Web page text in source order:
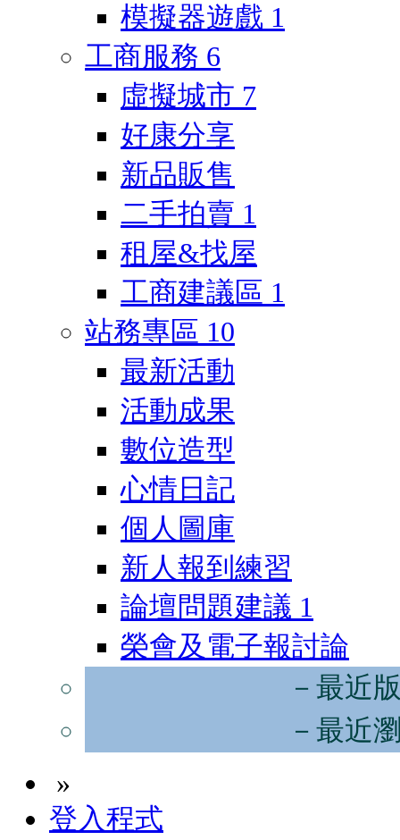
模擬器遊戲 1
工商服務 6
虛擬城市 7
好康分享
新品販售
二手拍賣 1
租屋&找屋
工商建議區 1
站務專區 10
最新活動
活動成果
數位造型
心情日記
個人圖庫
新人報到練習
論壇問題建議 1
榮會及電子報討論
－最近
－最近
»
登入程式